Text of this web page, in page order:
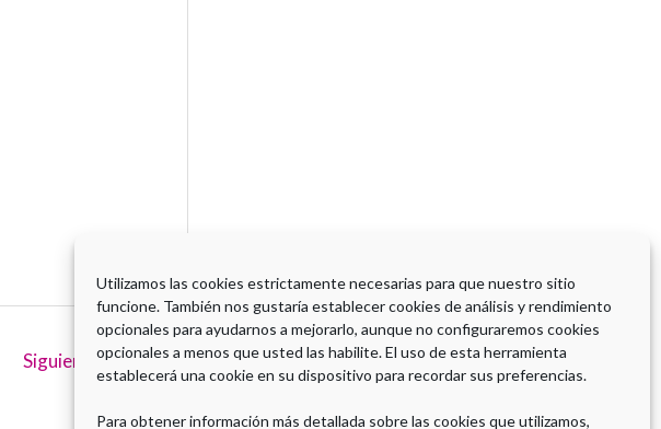
Utilizamos las cookies estrictamente necesarias para que nuestro sitio
funcione. También nos gustaría establecer cookies de análisis y rendimiento
opcionales para ayudarnos a mejorarlo, aunque no configuraremos cookies
opcionales a menos que usted las habilite. El uso de esta herramienta
establecerá una cookie en su dispositivo para recordar sus preferencias.
Para obtener información más detallada sobre las cookies que utilizamos,
Siguiente→